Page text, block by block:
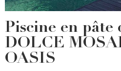
Piscine en pâte
DOLCE
OASIS